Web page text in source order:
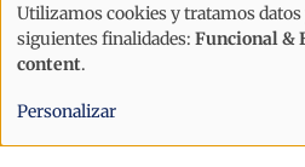
Uso
de
datos
personales
Utilizamos cookies y tratamos datos
siguientes finalidades: Funcional &
content.
Personalizar